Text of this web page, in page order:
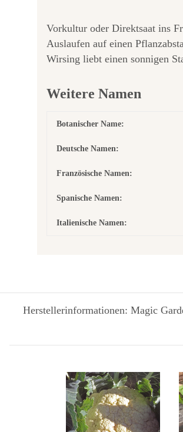
Vorkultur oder Direktsaat ins
Auslaufen auf einen
Wirsing liebt einen sonnigen
Weitere Namen
Botanischer Name:
Deutsche Namen:
Französische Namen:
Spanische Namen:
Italienische Namen:
Herstellerinformationen: Magic